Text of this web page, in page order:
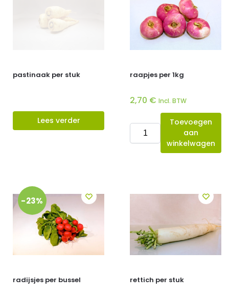
pastinaak per stuk
Lees verder
raapjes per 1kg
2,70 € Incl. BTW
Toevoegen
aan
winkelwagen
-23%
radijsjes per bussel rettich per stuk